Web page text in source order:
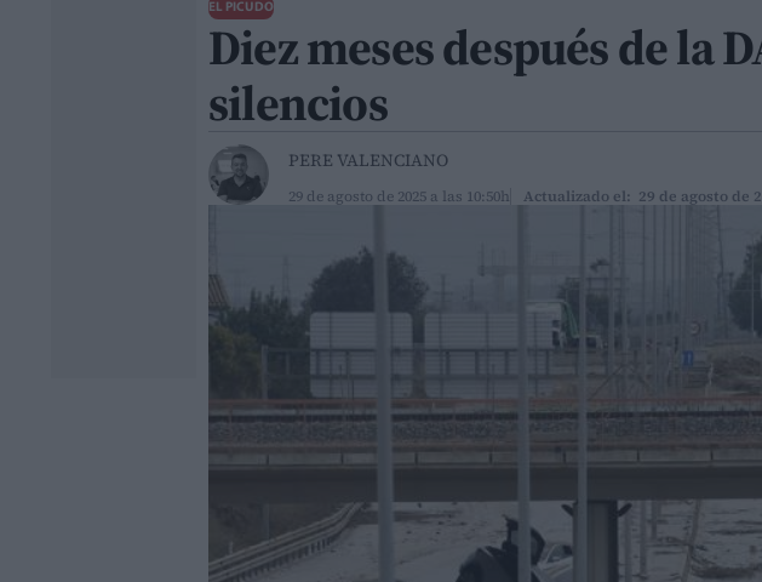
EL PICUDO
Diez meses después de la
silencios
PERE VALENCIANO
29 de agosto de 2025 a las 10:50h Actualizado el: 29 de agosto de